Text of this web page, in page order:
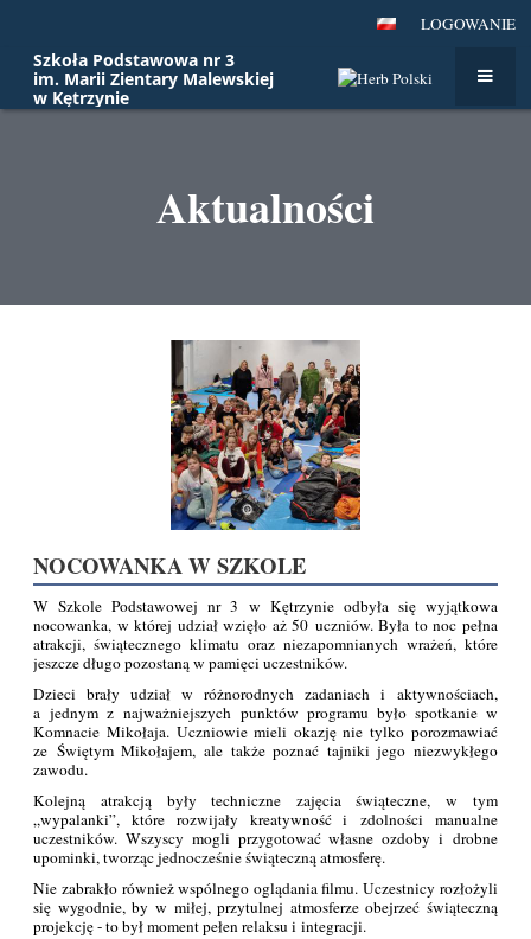
LOGOWANIE
Szkoła Podstawowa nr 3
im. Marii Zientary Malewskiej
w Kętrzynie
Aktualności
NOCOWANKA W SZKOLE
W Szkole Podstawowej nr 3 w Kętrzynie odbyła się wyjątkowa
nocowanka, w której udział wzięło aż 50 uczniów. Była to noc pełna
atrakcji, świątecznego klimatu oraz niezapomnianych wrażeń, które
jeszcze długo pozostaną w pamięci uczestników.
Dzieci brały udział w różnorodnych zadaniach i aktywnościach,
a jednym z najważniejszych punktów programu było spotkanie w
Komnacie Mikołaja. Uczniowie mieli okazję nie tylko porozmawiać
ze Świętym Mikołajem, ale także poznać tajniki jego niezwykłego
zawodu.
Kolejną atrakcją były techniczne zajęcia świąteczne, w tym
„wypalanki”, które rozwijały kreatywność i zdolności manualne
uczestników. Wszyscy mogli przygotować własne ozdoby i drobne
upominki, tworząc jednocześnie świąteczną atmosferę.
Nie zabrakło również wspólnego oglądania filmu. Uczestnicy rozłożyli
się wygodnie, by w miłej, przytulnej atmosferze obejrzeć świąteczną
projekcję - to był moment pełen relaksu i integracji.